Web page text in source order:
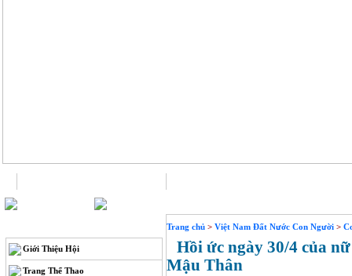
Giới Thiệu Hội
Trang Thể Thao
Trang chủ > Việt Nam Đất Nước Con Người >
Hồi ức ngày 30/4 của
Mậu Thân